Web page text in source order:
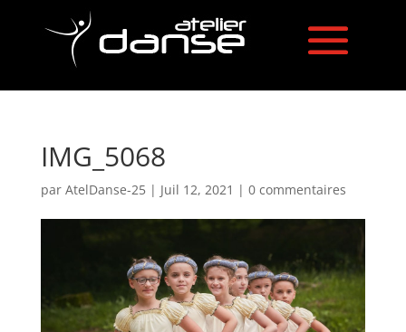
IMG_5068
par AtelDanse-25| Juil 12, 2021 | 0 commentaires